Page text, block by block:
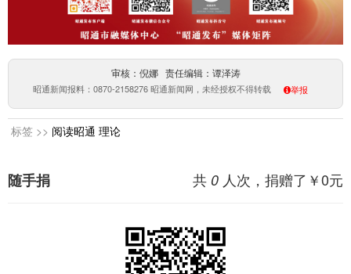
审核：倪娜 责任编辑：谭泽涛
昭通新闻报料：0870-2158276 昭通新闻网，未经授权不得转载 举报
标签 >> 阅读昭通 理论
共 0 人次，捐赠了￥0元
随手捐